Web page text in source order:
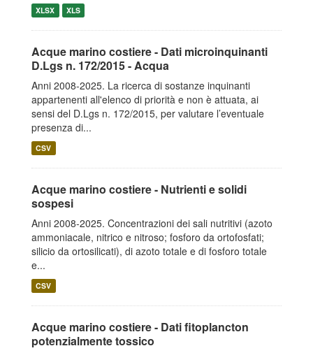
XLSX XLS
Acque marino costiere - Dati microinquinanti
D.Lgs n. 172/2015 - Acqua
Anni 2008-2025. La ricerca di sostanze inquinanti
appartenenti all'elenco di priorità e non è attuata, ai
sensi del D.Lgs n. 172/2015, per valutare l’eventuale
presenza di...
CSV
Acque marino costiere - Nutrienti e solidi
sospesi
Anni 2008-2025. Concentrazioni dei sali nutritivi (azoto
ammoniacale, nitrico e nitroso; fosforo da ortofosfati;
silicio da ortosilicati), di azoto totale e di fosforo totale
e...
CSV
Acque marino costiere - Dati fitoplancton
potenzialmente tossico